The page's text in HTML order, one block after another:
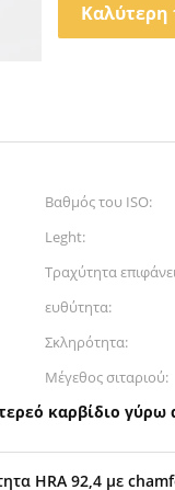
Καλύτερη
Βαθμός του ISO:
Leght:
Τραχύτητα
ευθύτητα:
Σκληρότητα:
Μέγεθος σιταριού:
καρβίδιο γύρω
HRA 92,4 με